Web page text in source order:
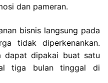
dan pameran.
bisnis langsung pada
tidak diperkenankan.
dapat dipakai buat satu
tiga bulan tinggal di